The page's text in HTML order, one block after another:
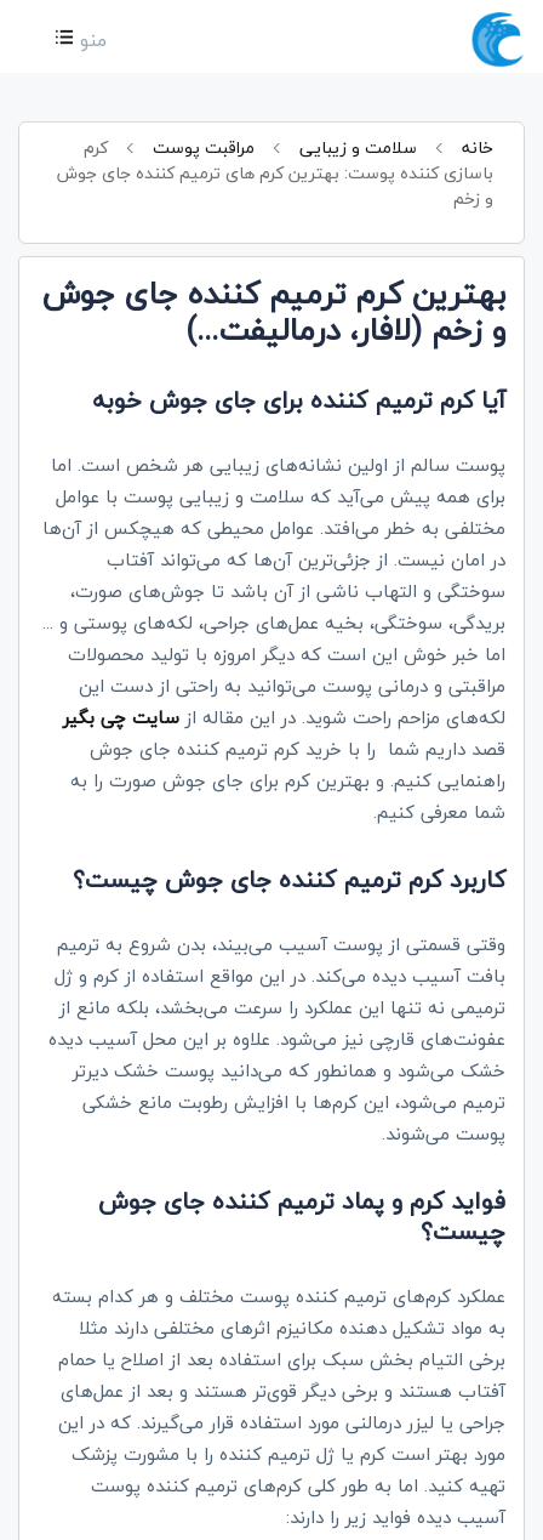
منو
خانه سلامت و زیبایی مراقبت پوست
کرم
باسازی کننده پوست: بهترین کرم های ترمیم کننده جای جوش
و زخم
بهترین کرم ترمیم کننده جای جوش
و زخم (لافار، درمالیفت...)
آیا کرم ترمیم کننده برای جای جوش خوبه
پوست سالم از اولین نشانه‌های زیبایی هر شخص است. اما
برای همه پیش می‌آید که سلامت و زیبایی پوست با عوامل
مختلفی به خطر می‌افتد. عوامل محیطی که هیچکس از آن‌ها
در امان نیست. از جزئی‌ترین آن‌ها که می‌تواند آفتاب
سوختگی و التهاب ناشی از آن باشد تا جوش‌های صورت،
بریدگی، سوختگی، بخیه عمل‌های جراحی، لکه‌های پوستی و ...
اما خبر خوش این است که دیگر امروزه با تولید محصولات
مراقبتی و درمانی پوست می‌توانید به راحتی از دست این
لکه‌های مزاحم راحت شوید. در این مقاله از سایت چی بگیر
قصد داریم شما را با خرید کرم ترمیم کننده جای جوش
راهنمایی کنیم. و بهترین کرم برای جای جوش صورت را به
شما معرفی کنیم.
کاربرد کرم ترمیم کننده جای جوش چیست؟
وقتی قسمتی از پوست آسیب می‌بیند، بدن شروع به ترمیم
بافت آسیب دیده می‌کند. در این مواقع استفاده از کرم و ژل
ترمیمی نه تنها این عملکرد را سرعت می‌بخشد، بلکه مانع از
عفونت‌های قارچی نیز می‌شود. علاوه بر این محل آسیب دیده
خشک می‌شود و همانطور که می‌دانید پوست خشک دیرتر
ترمیم می‌شود، این کرم‌ها با افزایش رطوبت مانع خشکی
پوست می‌شوند.
فواید کرم و پماد ترمیم کننده جای جوش
چیست؟
عملکرد کرم‌های ترمیم کننده پوست مختلف و هر کدام بسته
به مواد تشکیل دهنده مکانیزم اثرهای مختلفی دارند مثلا
برخی التیام بخش سبک برای استفاده بعد از اصلاح یا حمام
آفتاب هستند و برخی دیگر قوی‌تر هستند و بعد از عمل‌های
جراحی یا لیزر درمالنی مورد استفاده قرار می‌گیرند. که در این
مورد بهتر است کرم یا ژل ترمیم کننده را با مشورت پزشک
تهیه کنید. اما به طور کلی کرم‌های ترمیم کننده پوست
آسیب دیده فواید زیر را دارند: